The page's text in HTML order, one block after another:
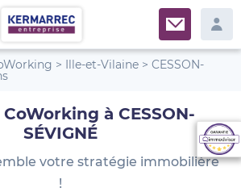
> Ille-et-Vilaine > CESSON-
à CESSON-
SÉVIGNÉ
votre stratégie immobilière
!